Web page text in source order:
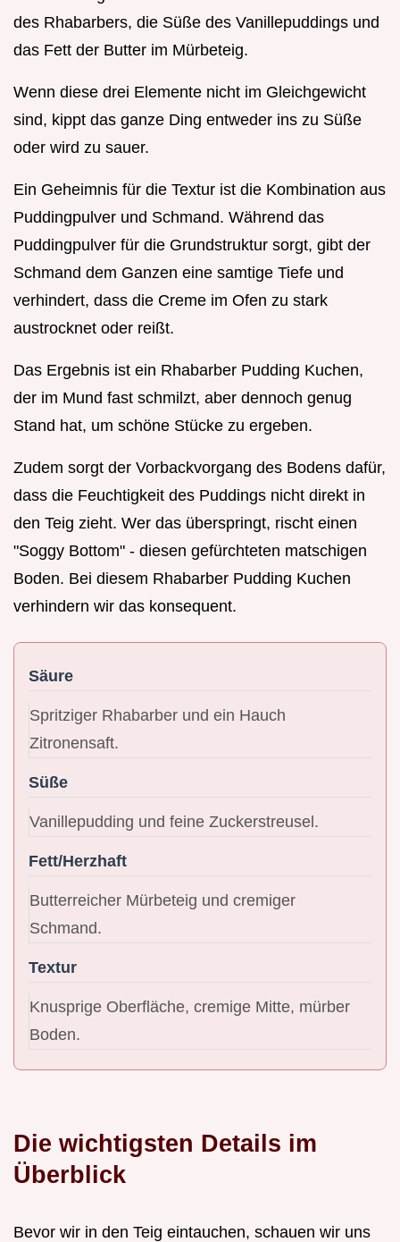
des Rhabarbers, die Süße des Vanillepuddings und
das Fett der Butter im Mürbeteig.
Wenn diese drei Elemente nicht im Gleichgewicht
sind, kippt das ganze Ding entweder ins zu Süße
oder wird zu sauer.
Ein Geheimnis für die Textur ist die Kombination aus
Puddingpulver und Schmand. Während das
Puddingpulver für die Grundstruktur sorgt, gibt der
Schmand dem Ganzen eine samtige Tiefe und
verhindert, dass die Creme im Ofen zu stark
austrocknet oder reißt.
Das Ergebnis ist ein Rhabarber Pudding Kuchen,
der im Mund fast schmilzt, aber dennoch genug
Stand hat, um schöne Stücke zu ergeben.
Zudem sorgt der Vorbackvorgang des Bodens dafür,
dass die Feuchtigkeit des Puddings nicht direkt in
den Teig zieht. Wer das überspringt, rischt einen
"Soggy Bottom" - diesen gefürchteten matschigen
Boden. Bei diesem Rhabarber Pudding Kuchen
verhindern wir das konsequent.
Säure
Spritziger Rhabarber und ein Hauch
Zitronensaft.
Süße
Vanillepudding und feine Zuckerstreusel.
Fett/Herzhaft
Butterreicher Mürbeteig und cremiger
Schmand.
Textur
Knusprige Oberfläche, cremige Mitte, mürber
Boden.
Die wichtigsten Details im
Überblick
Bevor wir in den Teig eintauchen, schauen wir uns